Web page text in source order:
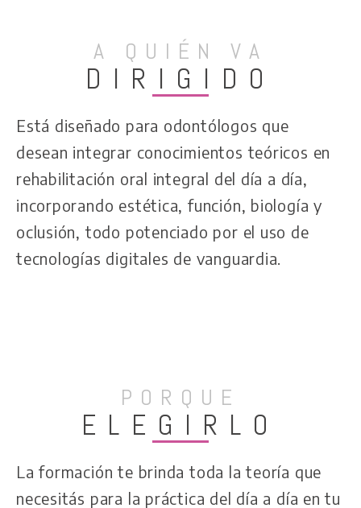
A QUIÉN VA
DIRIGIDO
Está diseñado para odontólogos que
desean integrar conocimientos teóricos en
rehabilitación oral integral del día a día,
incorporando estética, función, biología y
oclusión, todo potenciado por el uso de
tecnologías digitales de vanguardia.
PORQUE
ELEGIRLO
La formación te brinda toda la teoría que
necesitás para la práctica del día a día en tu